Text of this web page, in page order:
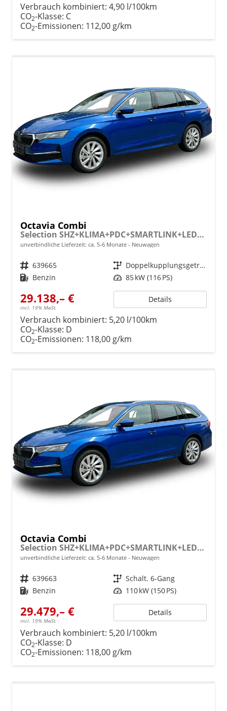
Verbrauch kombiniert: 4,90 l/100km
CO2-Klasse: C
CO2-Emissionen: 112,00 g/km
Octavia Combi
Selection SHZ+KLIMA+PDC+SMARTLINK+LED+16" ALU
unverbindliche Lieferzeit: ca. 5-6 Monate Neuwagen
Fahrzeugnr. 639665 Getriebe
Doppelkupplungsgetriebe (DSG)
Kraftstoff Benzin Leistung 85 kW (116 PS)
29.138,– €
incl. 19% MwSt.
Details
Verbrauch kombiniert: 5,20 l/100km
CO2-Klasse: D
CO2-Emissionen: 118,00 g/km
Octavia Combi
Selection SHZ+KLIMA+PDC+SMARTLINK+LED+16" ALU
unverbindliche Lieferzeit: ca. 5-6 Monate Neuwagen
Fahrzeugnr. 639663 Getriebe Schalt. 6-Gang
Kraftstoff Benzin Leistung 110 kW (150 PS)
29.479,– €
incl. 19% MwSt.
Details
Verbrauch kombiniert: 5,20 l/100km
CO2-Klasse: D
CO2-Emissionen: 118,00 g/km